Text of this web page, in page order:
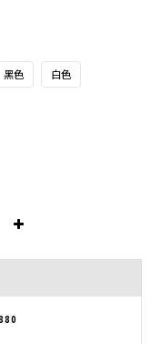
黑色 白色